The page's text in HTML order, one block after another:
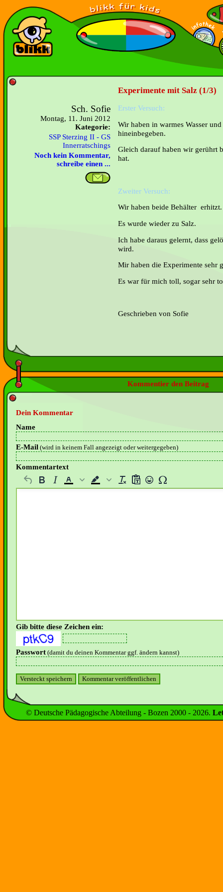
Experimente mit Salz (1/3)
Sch. Sofie
Montag, 11. Juni 2012
Kategorie:
SSP Sterzing II - GS
Innerratschings
Noch kein Kommentar,
schreibe einen ...
Erster Versuch:
Wir haben in warmes Wasser
hineinbegeben.
Gleich darauf haben wir gerührt
hat.
Zweiter Versuch:
Wir haben beide Behälter erhitzt.
Es wurde wieder zu Salz.
Ich habe daraus gelernt, dass
wird.
Mir haben die Experimente sehr
Es war für mich toll, sogar sehr
Geschrieben von Sofie
Kommentier den Beitrag
Dein Kommentar
Name
E-Mail (wird in keinem Fall angezeigt oder weitergegeben)
Kommentartext
Gib bitte diese Zeichen ein:
Passwort (damit du deinen Kommentar ggf. ändern kannst)
© Deutsche Pädagogische Abteilung - Bozen 2000 - 2026.